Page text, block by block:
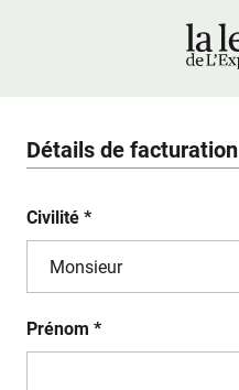
Détails de facturation
Civilité *
Prénom *